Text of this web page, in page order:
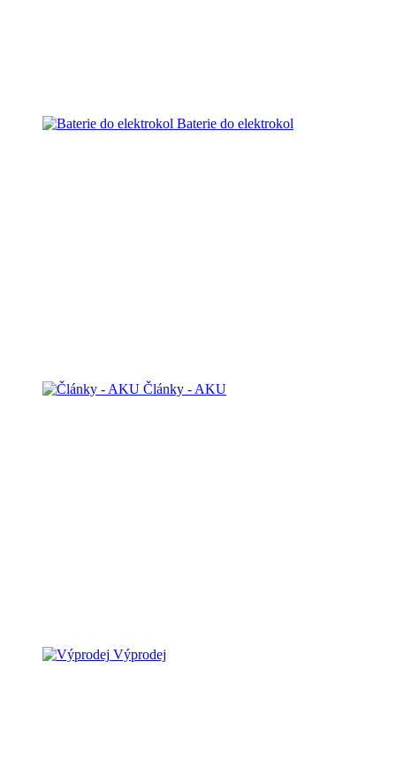
Baterie do elektrokol
Články - AKU
Výprodej